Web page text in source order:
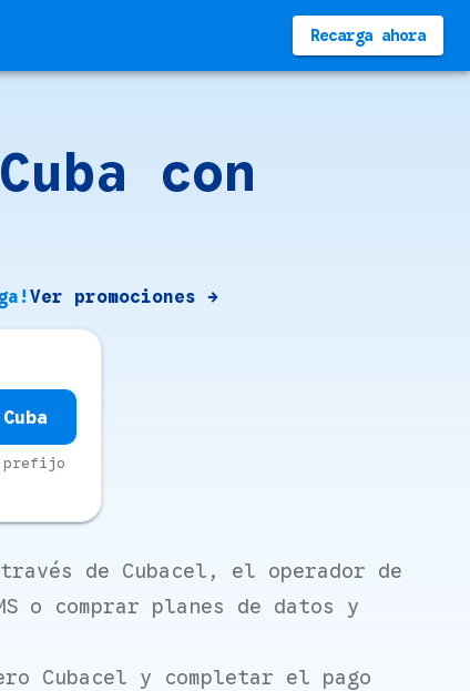
Recarga ahora
con
Ver promociones →
prefijo
de Cubacel, el operador de
o comprar planes de datos y
Cubacel y completar el pago